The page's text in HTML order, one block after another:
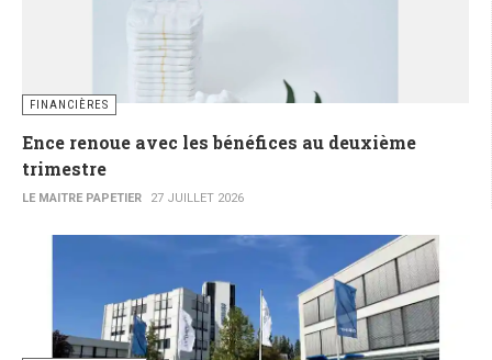
FINANCIÈRES
Ence renoue avec les bénéfices au deuxième
trimestre
LE MAITRE PAPETIER 27 JUILLET 2026